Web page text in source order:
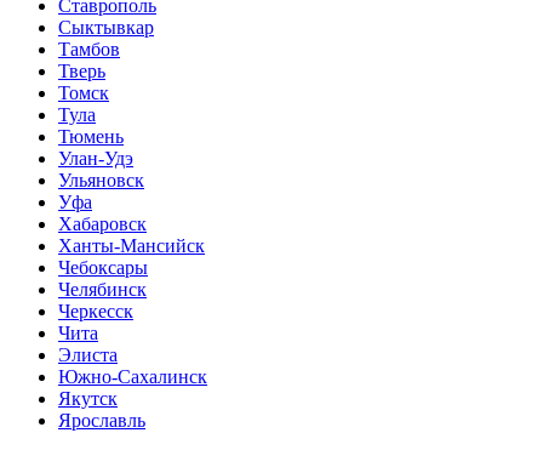
Ставрополь
Сыктывкар
Тамбов
Тверь
Томск
Тула
Тюмень
Улан-Удэ
Ульяновск
Уфа
Хабаровск
Ханты-Мансийск
Чебоксары
Челябинск
Черкесск
Чита
Элиста
Южно-Сахалинск
Якутск
Ярославль